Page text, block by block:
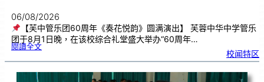
06/08/2026
【芙中管乐团60周年《奏花悦韵》圆满演出】 芙蓉中华中学管乐
团于8月1日晚，在该校综合礼堂盛大举办“60周年…
閱讀全文:芙
乐
6
0
校闻特区